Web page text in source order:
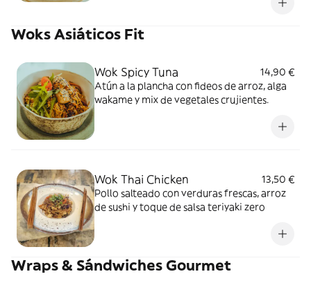
Woks Asiáticos Fit
Wok Spicy Tuna
14,90 €
Atún a la plancha con fideos de arroz, alga
wakame y mix de vegetales crujientes.
Wok Thai Chicken
13,50 €
Pollo salteado con verduras frescas, arroz
de sushi y toque de salsa teriyaki zero
Wraps & Sándwiches Gourmet